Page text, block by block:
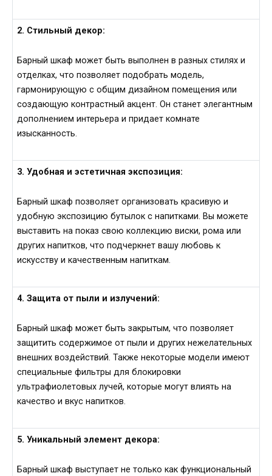
2. Стильный декор:
Барный шкаф может быть выполнен в разных стилях и
отделках, что позволяет подобрать модель,
гармонирующую с общим дизайном помещения или
создающую контрастный акцент. Он станет элегантным
дополнением интерьера и придает комнате
изысканность.
3. Удобная и эстетичная экспозиция:
Барный шкаф позволяет организовать красивую и
удобную экспозицию бутылок с напитками. Вы можете
выставить на показ свою коллекцию виски, рома или
других напитков, что подчеркнет вашу любовь к
искусству и качественным напиткам.
4. Защита от пыли и излучений:
Барный шкаф может быть закрытым, что позволяет
защитить содержимое от пыли и других нежелательных
внешних воздействий. Также некоторые модели имеют
специальные фильтры для блокировки
ультрафиолетовых лучей, которые могут влиять на
качество и вкус напитков.
5. Уникальный элемент декора:
Барный шкаф выступает не только как функциональный